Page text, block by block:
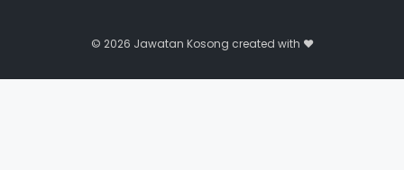
© 2026 Jawatan Kosong created with ❤️️